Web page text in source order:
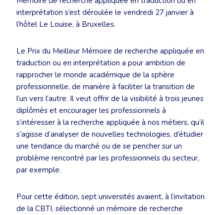
interprétation s’est déroulée le vendredi 27 janvier à
l’hôtel Le Louise, à Bruxelles.
Le Prix du Meilleur Mémoire de recherche appliquée en
traduction ou en interprétation a pour ambition de
rapprocher le monde académique de la sphère
professionnelle, de manière à faciliter la transition de
l’un vers l’autre. Il veut offrir de la visibilité à trois jeunes
diplômés et encourager les professionnels à
s’intéresser à la recherche appliquée à nos métiers, qu’il
s’agisse d’analyser de nouvelles technologies, d’étudier
une tendance du marché ou de se pencher sur un
problème rencontré par les professionnels du secteur,
par exemple.
Pour cette édition, sept universités avaient, à l’invitation
de la CBTI, sélectionné un mémoire de recherche